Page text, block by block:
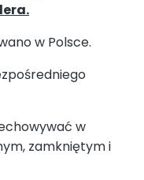
w Polsce.
w
zamkniętym i